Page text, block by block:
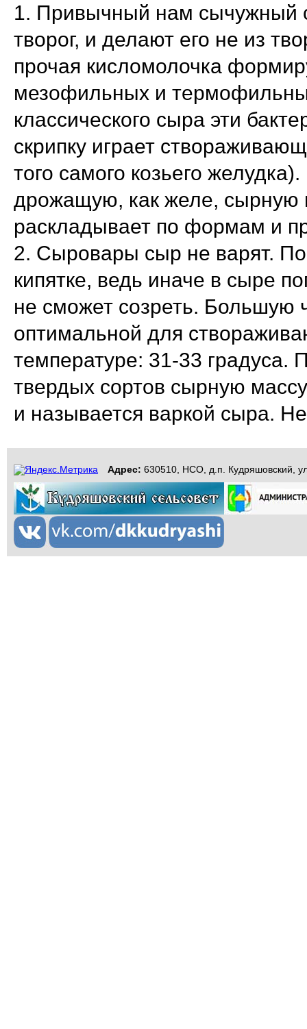
1. Привычный нам сычужный
творог, и делают его не из
прочая кисломолочка
мезофильных и
классического сыра эти
скрипку играет
того самого козьего
дрожащую, как желе, сырную
раскладывает по формам и
2. Сыровары сыр не варят.
кипятке, ведь иначе в сыре
не сможет созреть. Большую
оптимальной для
температуре: 31-33 градуса.
твердых сортов сырную
и называется варкой сыра.
Адрес: 630510, НСО, д.п. Кудряшовский,